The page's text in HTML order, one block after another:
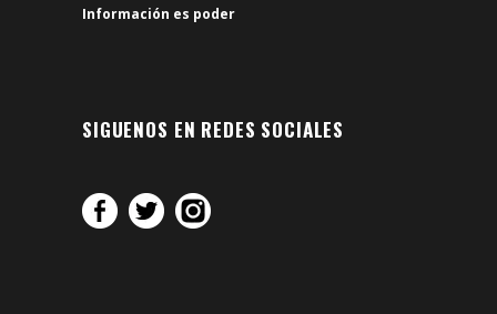
Información es poder
SIGUENOS EN REDES SOCIALES